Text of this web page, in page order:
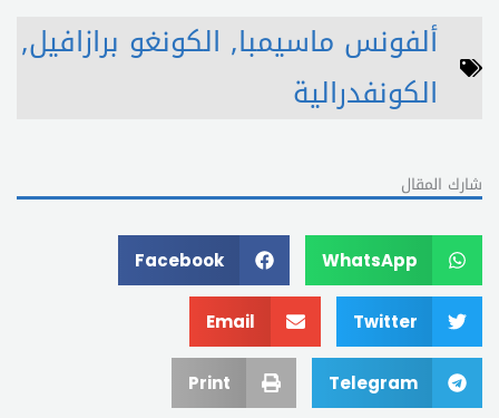
ألفونس ماسيمبا, الكونغو برازافيل,
الكونفدرالية
شارك المقال
WhatsApp
Facebook
Twitter
Email
Telegram
Print